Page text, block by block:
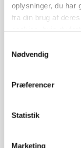
oplysninger, du har
fra din brug af
Nødvendig
Præferencer
Statistik
Marketing
Kun landbruget
kæmpe juridisk